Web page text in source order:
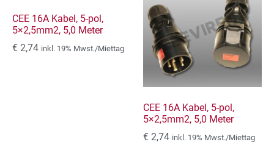
CEE 16A Kabel, 5-pol,
5×2,5mm2, 5,0 Meter
€ 2,74 inkl. 19% Mwst./Miettag
CEE 16A Kabel, 5-pol,
5×2,5mm2, 5,0 Meter
€ 2,74 inkl. 19% Mwst./Miettag